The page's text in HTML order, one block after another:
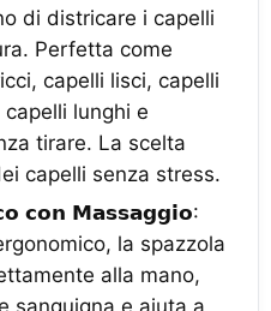
di districare i capelli
Perfetta come
capelli lisci, capelli
lunghi e
tirare. La scelta
capelli senza stress.
𝗰𝗼𝗻 𝗠𝗮𝘀𝘀𝗮𝗴𝗴𝗶𝗼:
la spazzola
alla mano,
sanguigna e aiuta a